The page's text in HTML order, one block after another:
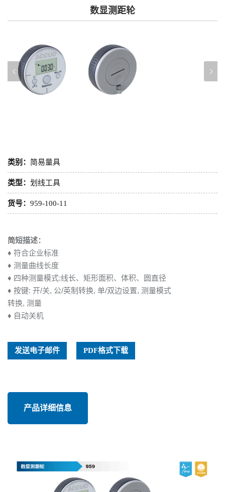
数显测距轮
类别： 简易量具
类型： 划线工具
货号： 959-100-11
简短描述：
♦ 符合企业标准
♦ 测量曲线长度
♦ 四种测量模式:线长、矩形面积、体积、圆直径
♦ 按键: 开/关, 公/英制转换, 单/双边设置, 测量模式
转换, 测量
♦ 自动关机
发送电子邮件 PDF格式下载
产品详细信息